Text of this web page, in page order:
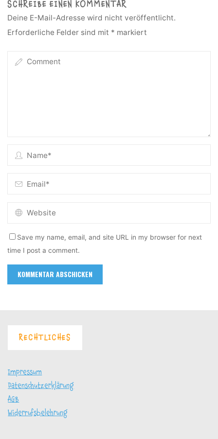
SCHREIBE EINEN KOMMENTAR
Deine E-Mail-Adresse wird nicht veröffentlicht.
Erforderliche Felder sind mit * markiert
Save my name, email, and site URL in my browser for next
time I post a comment.
RECHTLICHES
Impressum
Datenschutzerklärung
AGB
Widerrufsbelehrung